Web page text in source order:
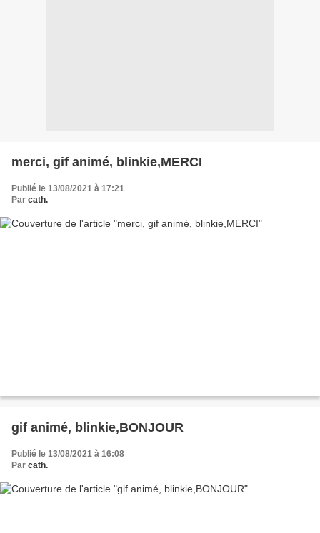
merci, gif animé, blinkie,MERCI
Publié le 13/08/2021 à 17:21
Par cath.
gif animé, blinkie,BONJOUR
Publié le 13/08/2021 à 16:08
Par cath.